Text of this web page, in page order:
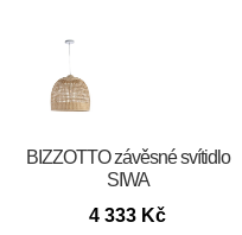
BIZZOTTO závěsné svítidlo
SIWA
4 333 Kč